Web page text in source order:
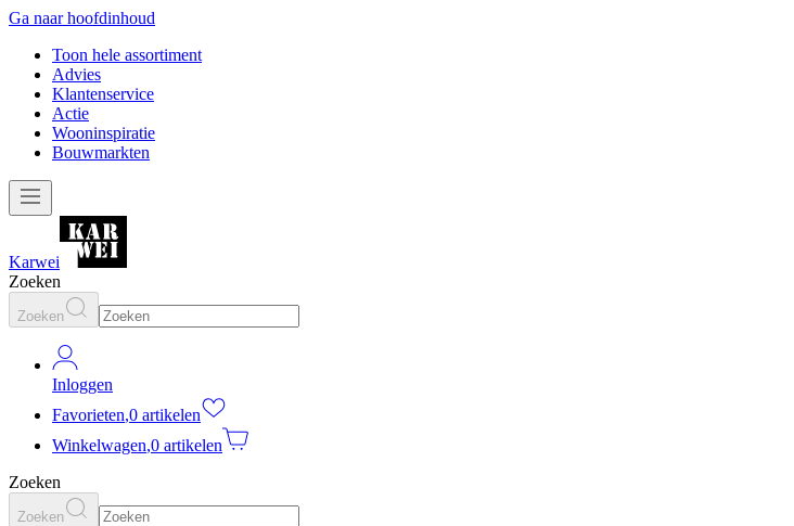
Ga naar hoofdinhoud
Toon hele assortiment
Advies
Klantenservice
Actie
Wooninspiratie
Bouwmarkten
Karwei
Zoeken
Zoeken
Inloggen
Favorieten,0 artikelen
Winkelwagen,0 artikelen
Zoeken
Zoeken